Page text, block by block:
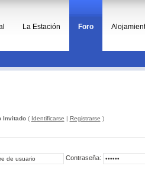
La Estación Foro
Invitado( Identificarse | Registrarse )
Contraseña: